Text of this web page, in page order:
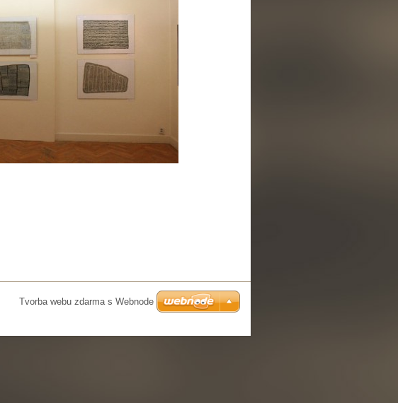
Tvorba webu zdarma s Webnode